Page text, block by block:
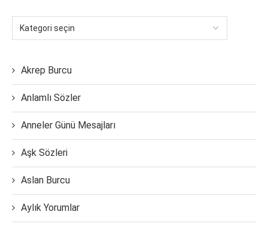
Akrep Burcu
Anlamlı Sözler
Anneler Günü Mesajları
Aşk Sözleri
Aslan Burcu
Aylık Yorumlar